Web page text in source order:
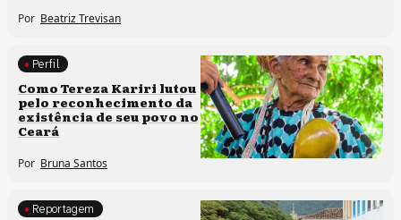
Por Beatriz Trevisan
Comunidades tradicionais
Perfil
Como Tereza Kariri lutou
pelo reconhecimento da
existência de seu povo no
Ceará
Por Bruna Santos
Reportagem